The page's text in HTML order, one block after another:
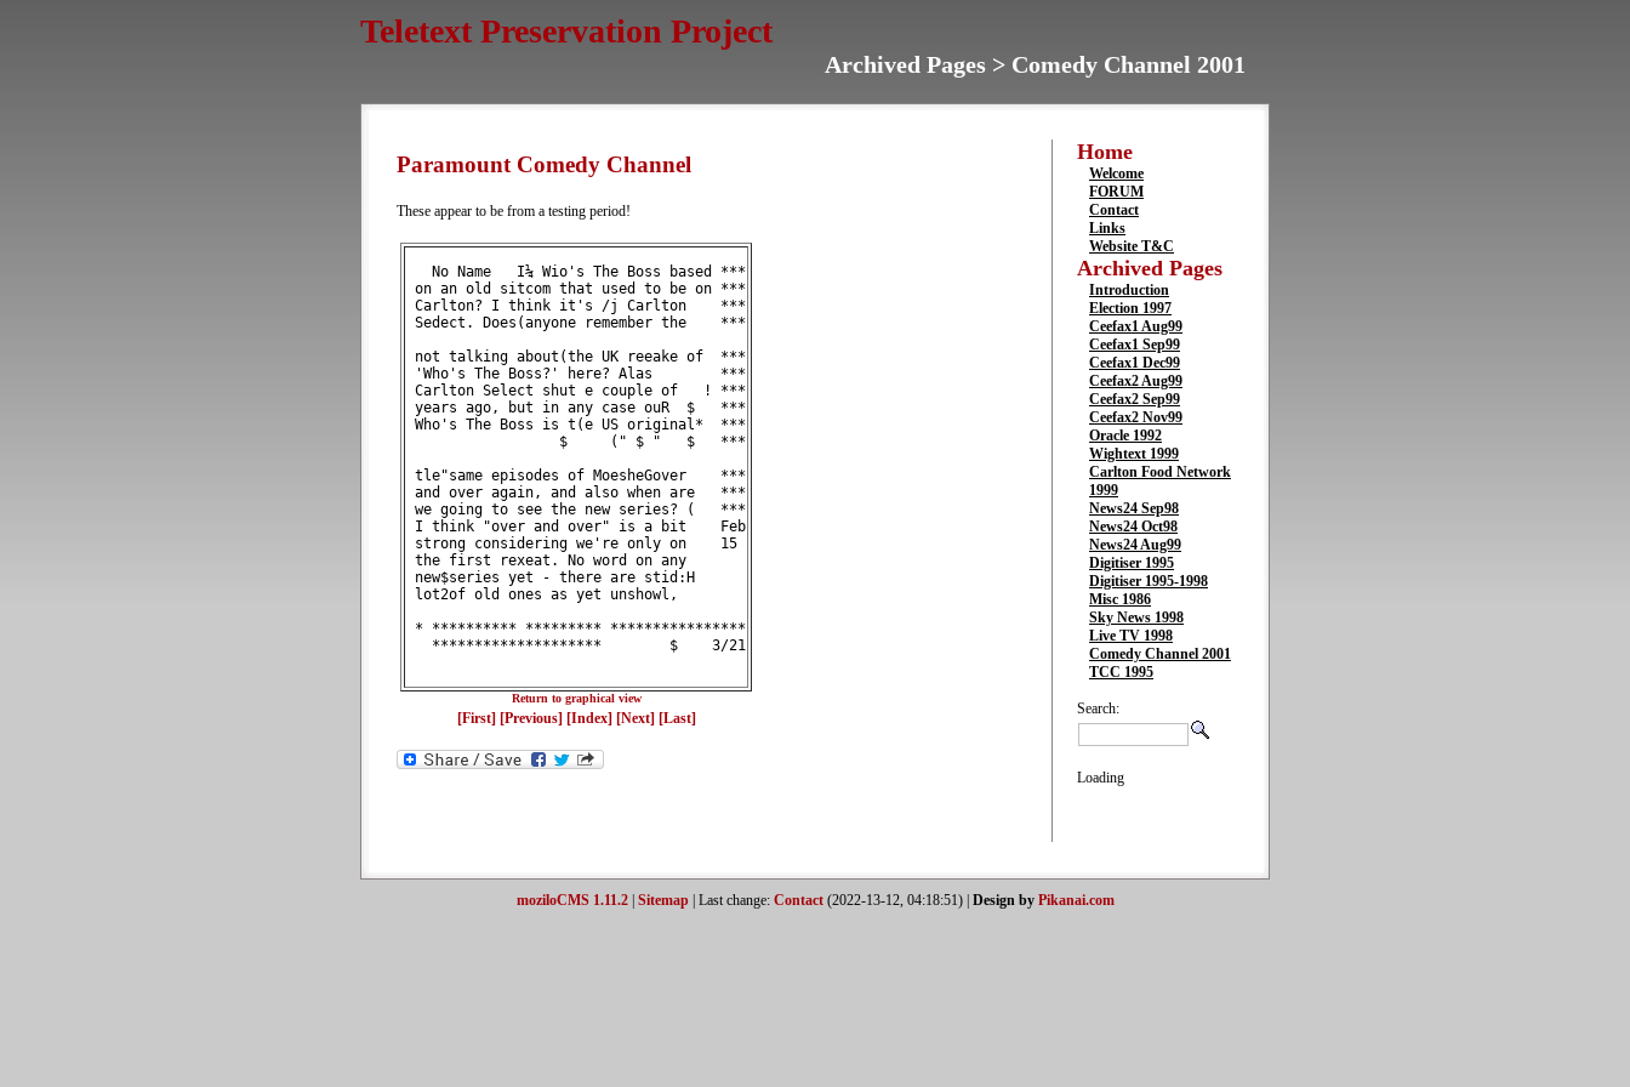
Teletext Preservation Project
Archived Pages > Comedy Channel 2001
Paramount Comedy Channel
These appear to be from a testing period!
No Name   I¼ Wio's The Boss based ***
on an old sitcom that used to be on ***
Carlton? I think it's /j Carlton    ***
Sedect. Does(anyone remember the    ***
not talking about(the UK reeake of  ***
'Who's The Boss?' here? Alas        ***
Carlton Select shut e couple of   ! ***
years ago, but in any case ouR  $   ***
Who's The Boss is t(e US original*  ***
$     (" $ "   $   ***
tle"same episodes of MoesheGover    ***
and over again, and also when are   ***
we going to see the new series? (   ***
I think "over and over" is a bit    Feb
strong considering we're only on    15
the first rexeat. No word on any
new$series yet - there are stid:H
lot2of old ones as yet unshowl,
* ********** ********* ****************
********************        $    3/21
Return to graphical view
[First] [Previous] [Index] [Next] [Last]
Home
Welcome
FORUM
Contact
Links
Website T&C
Archived Pages
Introduction
Election 1997
Ceefax1 Aug99
Ceefax1 Sep99
Ceefax1 Dec99
Ceefax2 Aug99
Ceefax2 Sep99
Ceefax2 Nov99
Oracle 1992
Wightext 1999
Carlton Food Network
1999
News24 Sep98
News24 Oct98
News24 Aug99
Digitiser 1995
Digitiser 1995-1998
Misc 1986
Sky News 1998
Live TV 1998
Comedy Channel 2001
TCC 1995
Search:
Loading
moziloCMS 1.11.2| Sitemap| Last change: Contact(2022-13-12, 04:18:51) | Design by Pikanai.com